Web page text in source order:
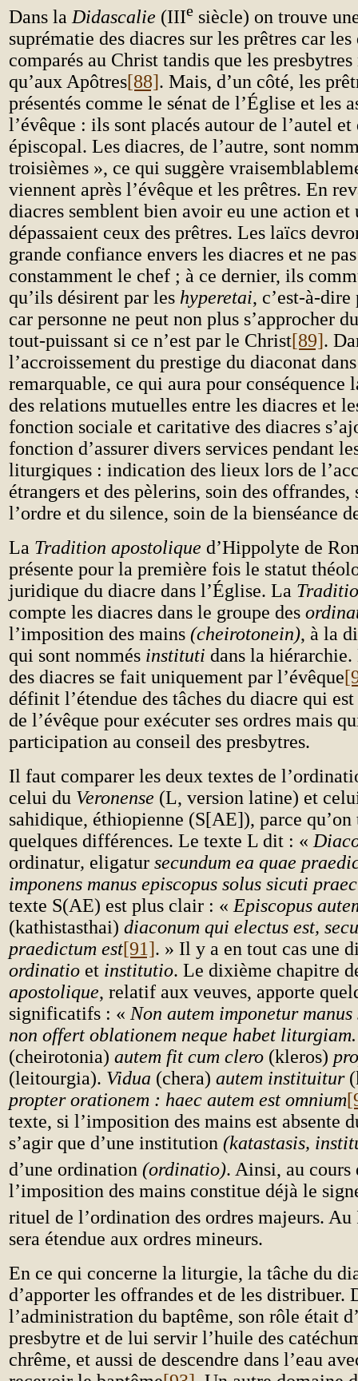
Dans la Didascalie (IIIe siècle) on trouve
suprématie des diacres sur les prêtres car les
comparés au Christ tandis que les presbytres
qu’aux Apôtres[88]. Mais, d’un côté, les
présentés comme le sénat de l’Église et les
l’évêque : ils sont placés autour de l’autel et
épiscopal. Les diacres, de l’autre, sont
troisièmes », ce qui suggère
viennent après l’évêque et les prêtres. En
diacres semblent bien avoir eu une action et
dépassaient ceux des prêtres. Les laïcs
grande confiance envers les diacres et ne
constamment le chef ; à ce dernier, ils
qu’ils désirent par les hyperetai, c’est-à-dire
car personne ne peut non plus s’approcher
tout-puissant si ce n’est par le Christ[89].
l’accroissement du prestige du diaconat
remarquable, ce qui aura pour conséquence
des relations mutuelles entre les diacres et
fonction sociale et caritative des diacres
fonction d’assurer divers services pendant
liturgiques : indication des lieux lors de
étrangers et des pèlerins, soin des
l’ordre et du silence, soin de la bienséance
La Tradition apostolique d’Hippolyte de
présente pour la première fois le statut
juridique du diacre dans l’Église. La
compte les diacres dans le groupe des
l’imposition des mains (cheirotonein), à la
qui sont nommés instituti dans la
des diacres se fait uniquement par l’évêque
définit l’étendue des tâches du diacre qui
de l’évêque pour exécuter ses ordres mais
participation au conseil des presbytres.
Il faut comparer les deux textes de
celui du Veronense (L, version latine) et
sahidique, éthiopienne (S[AE]), parce
quelques différences. Le texte L dit : «
ordinatur, eligatur secundum ea quae
imponens manus episcopus solus sicuti
texte S(AE) est plus clair : « Episcopus
(kathistasthai) diaconum qui electus est,
praedictum est[91]. » Il y a en tout cas une
ordinatio et institutio. Le dixième chapitre
apostolique, relatif aux veuves, apporte
significatifs : « Non autem imponetur
non offert oblationem neque habet
(cheirotonia) autem fit cum clero (kleros)
(leitourgia). Vidua (chera) autem instituitur
propter orationem : haec autem est omnium
texte, si l’imposition des mains est absente
s’agir que d’une institution (katastasis,
d’une ordination (ordinatio). Ainsi, au
l’imposition des mains constitue déjà le
rituel de l’ordination des ordres majeurs.
sera étendue aux ordres mineurs.
En ce qui concerne la liturgie, la tâche du
d’apporter les offrandes et de les distribuer.
l’administration du baptême, son rôle était
presbytre et de lui servir l’huile des
chrême, et aussi de descendre dans l’eau